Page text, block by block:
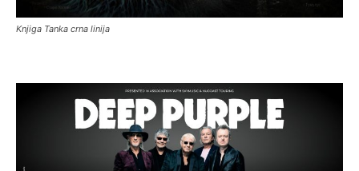
Knjiga Tanka crna linija